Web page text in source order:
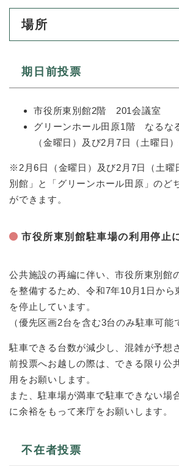
場所
期日前投票
市役所東別館2階 201会議室
グリーンホール田原1階 なるな
（金曜日）及び2月7日（土曜日）
※2月6日（金曜日）及び2月7日（土曜
別館」と「グリーンホール田原」のど
ができます。
市役所東別館駐車場の利用停止
公共施設の再編に伴い、市役所東別館
を整備するため、令和7年10月1日から
を停止しています。
（優先区画2台を含む3台のみ駐車可能
駐車できる台数が減少し、混雑が予想
前投票へお越しの際は、できる限り公
用をお願いします。
また、駐車場が満車で駐車できない場
に余裕をもって来庁をお願いします。
不在者投票